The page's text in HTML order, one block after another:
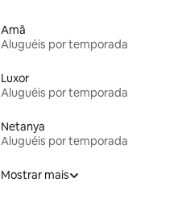
Amã
Aluguéis por temporada
Luxor
Aluguéis por temporada
Netanya
Aluguéis por temporada
Mostrar mais